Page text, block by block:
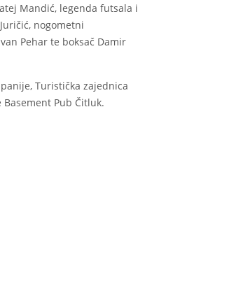
Mandić, legenda futsala i
nogometni
Pehar te boksač Damir
Turistička zajednica
Basement Pub Čitluk.